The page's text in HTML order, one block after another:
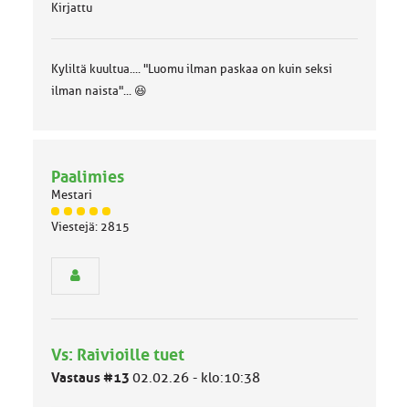
Kirjattu
Kyliltä kuultua.... "Luomu ilman paskaa on kuin seksi
ilman naista"... 😆
Paalimies
Mestari
J
ä
m
ä
Viestejä: 2815
Vs: Raivioille tuet
Vastaus #13 02.02.26 - klo:10:38